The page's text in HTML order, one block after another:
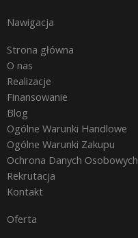
Nawigacja
Strona główna
O nas
Realizacje
Finansowanie
Blog
Ogólne Warunki Handlowe
Ogólne Warunki Zakupu
Ochrona Danych Osobowych
Rekrutacja
Kontakt
Oferta